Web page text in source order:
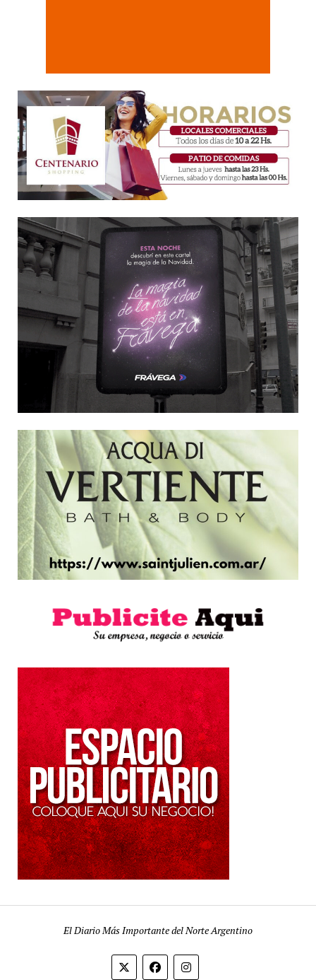
El Diario Más Importante del Norte Argentino